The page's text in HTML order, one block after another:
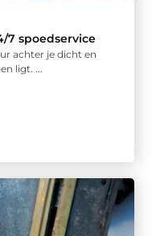
7 spoedservice
achter je dicht en
ligt. ...